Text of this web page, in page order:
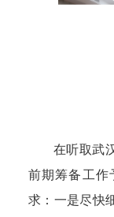
在听取武
前期筹备工作
求：一是尽快